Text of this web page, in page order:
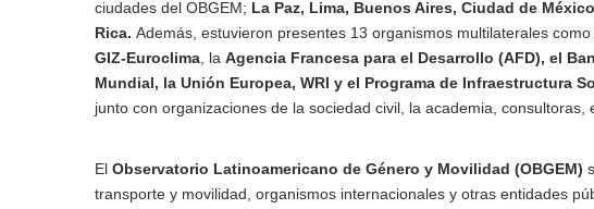
ciudades del OBGEM; La Paz, Lima, Buenos Aires, Ciudad de
Rica. Además, estuvieron presentes 13 organismos multilaterales como
GIZ-Euroclima , la Agencia Francesa para el Desarrollo (AFD), el
Mundial, la Unión Europea, WRI y el Programa de Infraestructura
junto con organizaciones de la sociedad civil, la academia, consultoras,
El Observatorio Latinoamericano de Género y Movilidad (OBGEM)
transporte y movilidad, organismos internacionales y otras entidades